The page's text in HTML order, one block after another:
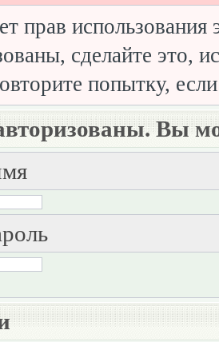
прав
сделайте это,
попытку,
Вы